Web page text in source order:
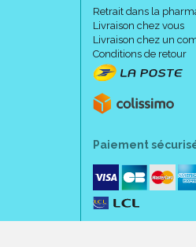
sera appliquée sur plaie protégée,
pose sera assurée par un
du vêtement sans risque
d' emploi :
Retrait dans la
Livraison chez vous
Livraison chez un
Conditions de retour
Paiement